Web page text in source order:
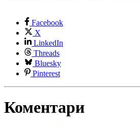
Facebook
X
LinkedIn
Threads
Bluesky
Pinterest
Коментари